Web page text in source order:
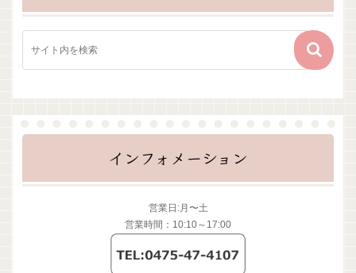
インフォメーション
営業日:月〜土
営業時間：10:10～17:00